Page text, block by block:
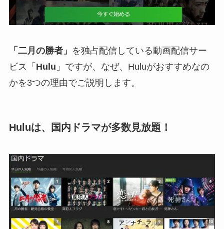
「二月の勝者」 を独占配信している動画配信サー
ビス「 Hulu 」ですが、なぜ、 Huluがおすすめなの
かを3つの理由でご説明 します。
Huluは、国内ドラマが多数見放題！